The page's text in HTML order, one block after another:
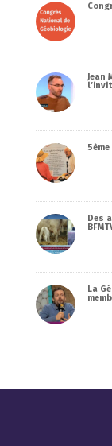
Jean
Des
La